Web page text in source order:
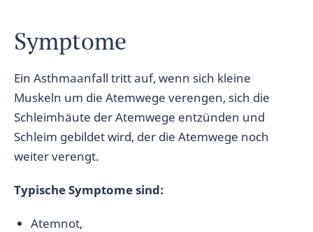
Symptome
Ein Asthmaanfall tritt auf, wenn sich kleine
Muskeln um die Atemwege verengen, sich die
Schleimhäute der Atemwege entzünden und
Schleim gebildet wird, der die Atemwege noch
weiter verengt.
Typische Symptome sind:
Atemnot,